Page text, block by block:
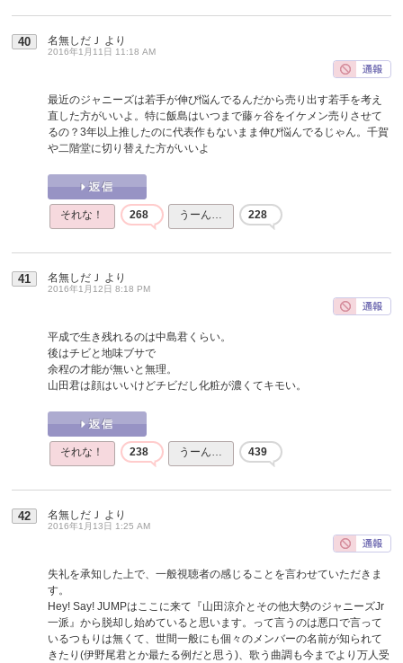
40 名無しだＪ より
2016年1月11日 11:18 AM
最近のジャニーズは若手が伸び悩んでるんだから売り出す若手を考え
直した方がいいよ。特に飯島はいつまで藤ヶ谷をイケメン売りさせて
るの？3年以上推したのに代表作もないまま伸び悩んでるじゃん。千賀
や二階堂に切り替えた方がいいよ
それな！ 268 うーん… 228
41 名無しだＪ より
2016年1月12日 8:18 PM
平成で生き残れるのは中島君くらい。
後はチビと地味ブサで
余程の才能が無いと無理。
山田君は顔はいいけどチビだし化粧が濃くてキモい。
それな！ 238 うーん… 439
42 名無しだＪ より
2016年1月13日 1:25 AM
失礼を承知した上で、一般視聴者の感じることを言わせていただきま
す。
Hey! Say! JUMPはここに来て『山田涼介とその他大勢のジャニーズJr
一派』から脱却し始めていると思います。って言うのは悪口で言って
いるつもりは無くて、世間一般にも個々のメンバーの名前が知られて
きたり(伊野尾君とか最たる例だと思う)、歌う曲調も今までより万人受